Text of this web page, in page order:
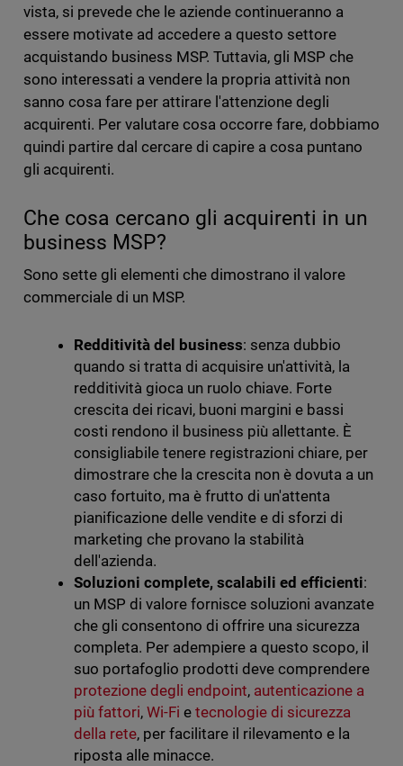
vista, si prevede che le aziende continueranno a
essere motivate ad accedere a questo settore
acquistando business MSP. Tuttavia, gli MSP che
sono interessati a vendere la propria attività non
sanno cosa fare per attirare l'attenzione degli
acquirenti. Per valutare cosa occorre fare, dobbiamo
quindi partire dal cercare di capire a cosa puntano
gli acquirenti.
Che cosa cercano gli acquirenti in un
business MSP?
Sono sette gli elementi che dimostrano il valore
commerciale di un MSP.
Redditività del business: senza dubbio
quando si tratta di acquisire un'attività, la
redditività gioca un ruolo chiave. Forte
crescita dei ricavi, buoni margini e bassi
costi rendono il business più allettante. È
consigliabile tenere registrazioni chiare, per
dimostrare che la crescita non è dovuta a un
caso fortuito, ma è frutto di un'attenta
pianificazione delle vendite e di sforzi di
marketing che provano la stabilità
dell'azienda.
Soluzioni complete, scalabili ed efficienti:
un MSP di valore fornisce soluzioni avanzate
che gli consentono di offrire una sicurezza
completa. Per adempiere a questo scopo, il
suo portafoglio prodotti deve comprendere
protezione degli endpoint, autenticazione a
più fattori, Wi-Fi e tecnologie di sicurezza
della rete, per facilitare il rilevamento e la
riposta alle minacce.